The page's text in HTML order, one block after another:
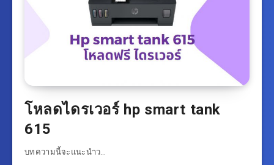
โหลดไดรเวอร์ hp smart tank
615
บทความนี้จะแนะนำว…